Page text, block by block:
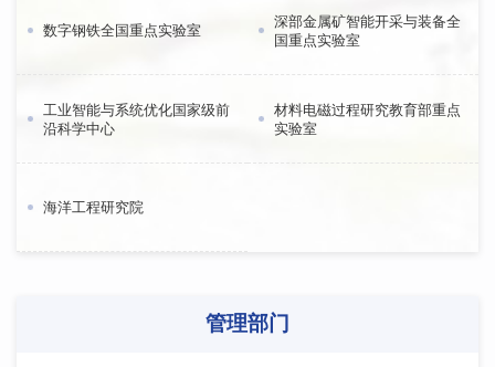
数字钢铁全国重点实验室
深部金属矿智能开采与装备全
国重点实验室
工业智能与系统优化国家级前
沿科学中心
材料电磁过程研究教育部重点
实验室
海洋工程研究院
管理部门